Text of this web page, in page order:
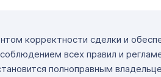
корректности сделки и
всех правил и
полноправным